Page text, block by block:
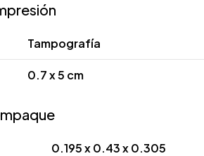
Tampografía
0.7 x 5 cm
0.195 x 0.43 x 0.305